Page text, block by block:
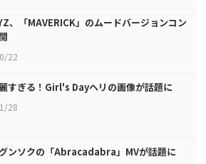
、「MAVERICK」のムードバージョンコン
22
すぎる！Girl's Dayヘリの画像が話題に
28
ンソクの「Abracadabra」MVが話題に